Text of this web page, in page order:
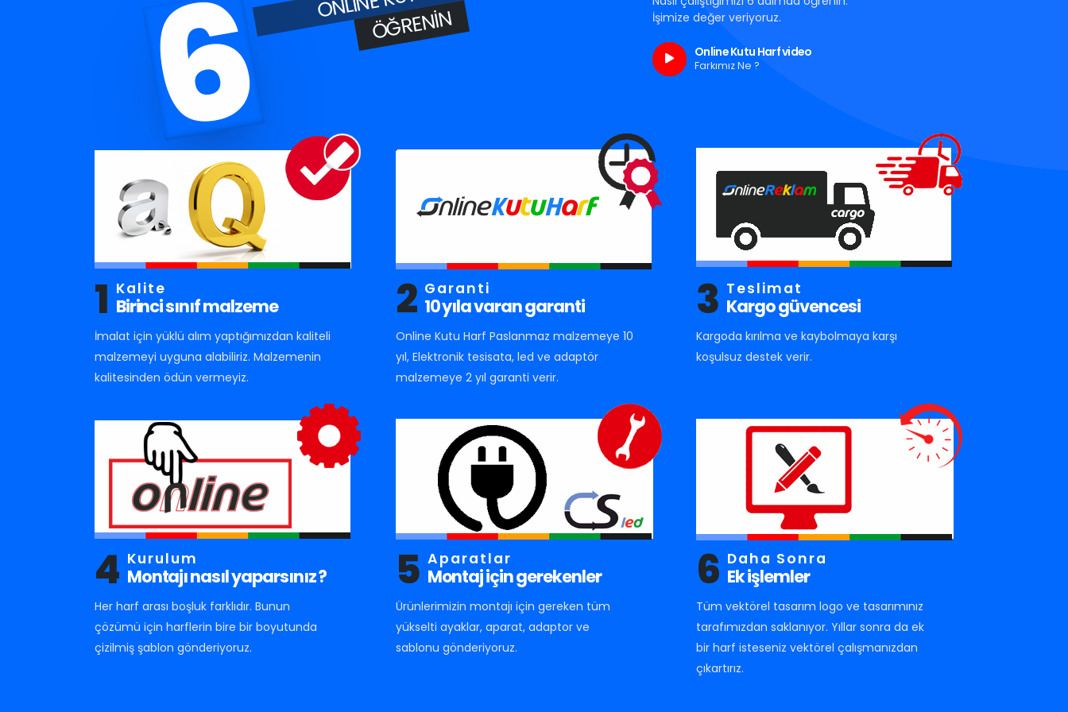
6 ÖĞRENIN
İşimize değer veriyoruz.
Online Kutu Harf video
Farkımız Ne ?
1 Kalite
Birinci sınıf malzeme
İmalat için yüklü alım yaptığımızdan kaliteli
malzemeyi uyguna alabiliriz. Malzemenin
kalitesinden ödün vermeyiz.
2 Garanti
10 yıla varan garanti
Online Kutu Harf Paslanmaz malzemeye 10
yıl, Elektronik tesisata, led ve adaptör
malzemeye 2 yıl garanti verir.
3 Teslimat
Kargo güvencesi
Kargoda kırılma ve kaybolmaya karşı
koşulsuz destek verir.
4 Kurulum
Montajı nasıl yaparsınız ?
Her harf arası boşluk farklıdır. Bunun
çözümü için harflerin bire bir boyutunda
çizilmiş şablon gönderiyoruz.
5 Aparatlar
Montaj için gerekenler
Ürünlerimizin montajı için gereken tüm
yükselti ayaklar, aparat, adaptor ve
sablonu gönderiyoruz.
6 Daha Sonra
Ek işlemler
Tüm vektörel tasarım logo ve tasarımınız
tarafımızdan saklanıyor. Yıllar sonra da ek
bir harf isteseniz vektörel çalışmanızdan
çıkartırız.